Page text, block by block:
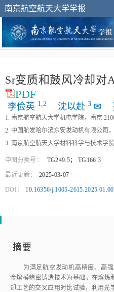
南京航空航天大学学报
Sr变质和鼓风冷却对
PDF
李俭英 1, 2 沈以赴 3 ✉
1. 南京航空航天大学机电学院，南京
2. 中国航发哈尔滨东安发动机有限公司，
3. 南京航空航天大学材料科学与技术学
中图分类号： TG249.5； TG166.3
最近更新： 2025-03-07
DOI： 10.16356/j.1005-
摘要
为满足航空发动机高精度、高
金熔模精密铸造技术为基础，在熔炼
却工艺的交叉应用对比试验，利用光